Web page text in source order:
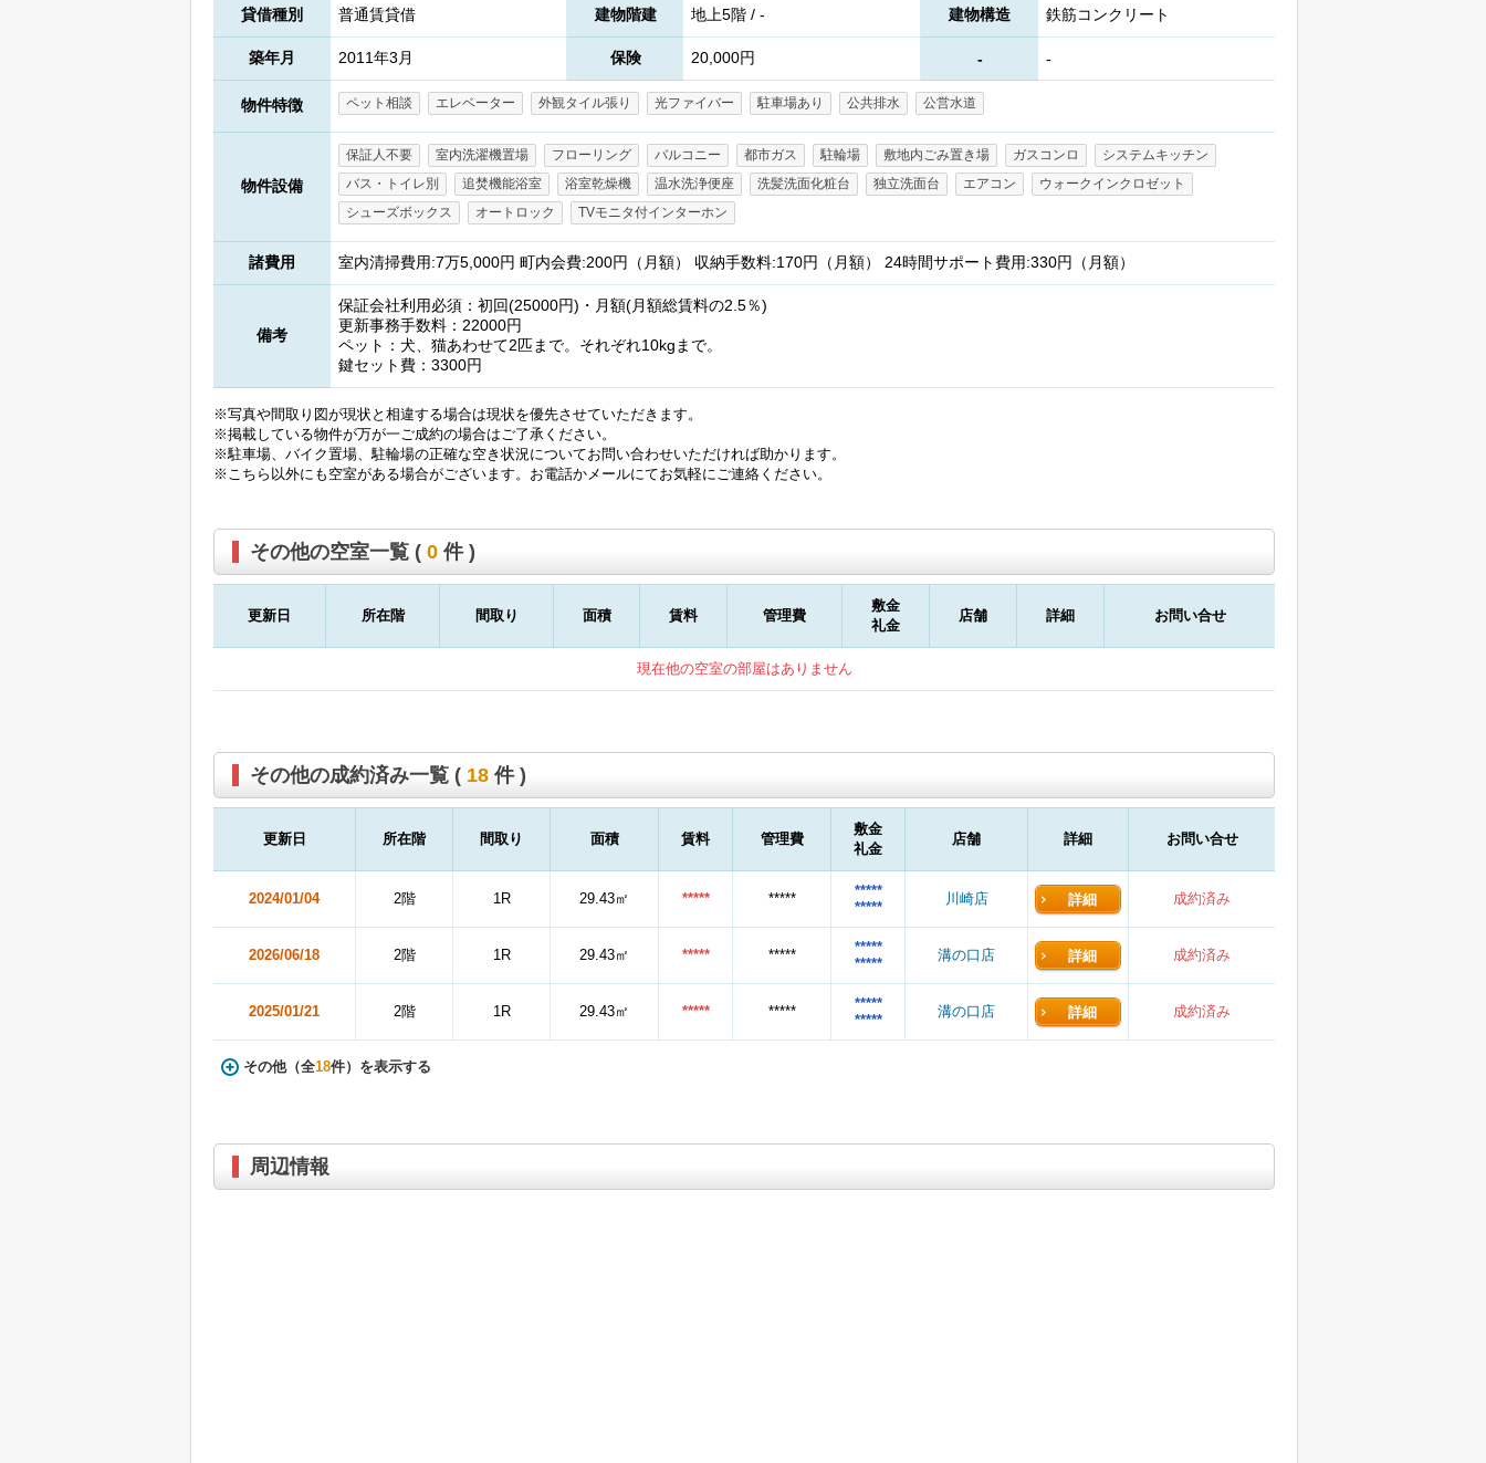
貸借種別 普通賃貸借 建物階建 地上5階 / - 建物構造 鉄筋コンクリート
築年月 2011年3月 保険 20,000円 - -
物件特徴 ペット相談 エレベーター 外観タイル張り 光ファイバー 駐車場あり 公共排水 公営水道
物件設備
保証人不要 室内洗濯機置場 フローリング バルコニー 都市ガス 駐輪場 敷地内ごみ置き場 ガスコンロ
システムキッチン
バス・トイレ別
追焚機能浴室 浴室乾燥機 温水洗浄便座 洗髪洗面化粧台 独立洗面台 エアコン
ウォークインクロゼット
シューズボックス
オートロック TVモニタ付インターホン
諸費用 室内清掃費用:7万5,000円 町内会費:200円（月額） 収納手数料:170円（月額） 24時間サポート費用:330円（月額）
備考
保証会社利用必須：初回(25000円)・月額(月額総賃料の2.5％)
更新事務手数料：22000円
ペット：犬、猫あわせて2匹まで。それぞれ10kgまで。
鍵セット費：3300円
※写真や間取り図が現状と相違する場合は現状を優先させていただきます。
※掲載している物件が万が一ご成約の場合はご了承ください。
※駐車場、バイク置場、駐輪場の正確な空き状況についてお問い合わせいただければ助かります。
※こちら以外にも空室がある場合がございます。お電話かメールにてお気軽にご連絡ください。
その他の空室一覧 ( 0 件 )
更新日 所在階 間取り 面積 賃料 管理費
敷金
礼金
店舗 詳細 お問い合せ
現在他の空室の部屋はありません
その他の成約済み一覧 ( 18 件 )
更新日 所在階 間取り 面積 賃料 管理費
敷金
礼金
店舗 詳細 お問い合せ
2024/01/04 2階 1R 29.43㎡ ***** *****
*****
*****
川崎店 詳細 成約済み
2026/06/18 2階 1R 29.43㎡ ***** *****
*****
*****
溝の口店 詳細 成約済み
2025/01/21 2階 1R 29.43㎡ ***** *****
*****
*****
溝の口店 詳細 成約済み
その他（全18件）を表示する
周辺情報